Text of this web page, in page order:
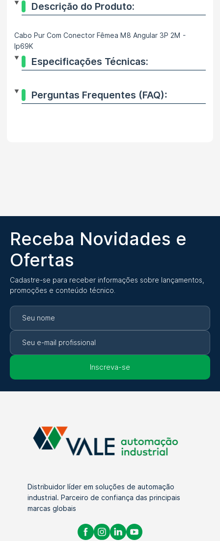
Descrição do Produto:
Cabo Pur Com Conector Fêmea M8 Angular 3P 2M -
Ip69K
Especificações Técnicas:
Perguntas Frequentes (FAQ):
Receba Novidades e
Ofertas
Cadastre-se para receber informações sobre lançamentos,
promoções e conteúdo técnico.
Inscreva-se
Distribuidor líder em soluções de automação
industrial. Parceiro de confiança das principais
marcas globais